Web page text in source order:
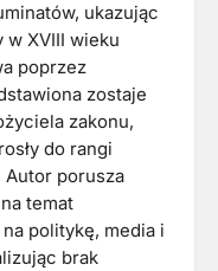
ukazując
XVIII wieku
poprzez
zostaje
zakonu,
do rangi
Autor porusza
temat
politykę, media i
brak